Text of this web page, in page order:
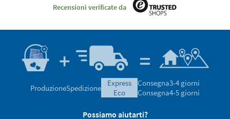
Recensioni verificate da
ProduzioneSpedizione
express
eco
Consegna3-4 giorni
Consegna4-5 giorni
Possiamo aiutarti?